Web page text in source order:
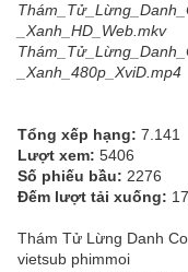
_Xanh_HD_Web.mkv
_Xanh_480p_XviD.mp4
Tổng xếp hạng: 7.141
Lượt xem: 5406
Số phiếu bầu: 2276
Đếm lượt tải xuống:
Thám Tử Lừng Danh
vietsub phimmoi